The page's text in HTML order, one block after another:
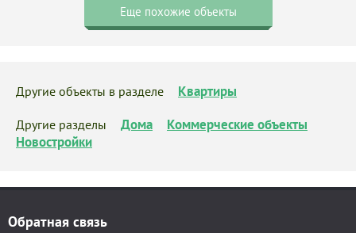
Еще похожие объекты
Другие объекты в разделе Квартиры
Другие разделы Дома
Коммерческие объекты
Новостройки
Обратная связь